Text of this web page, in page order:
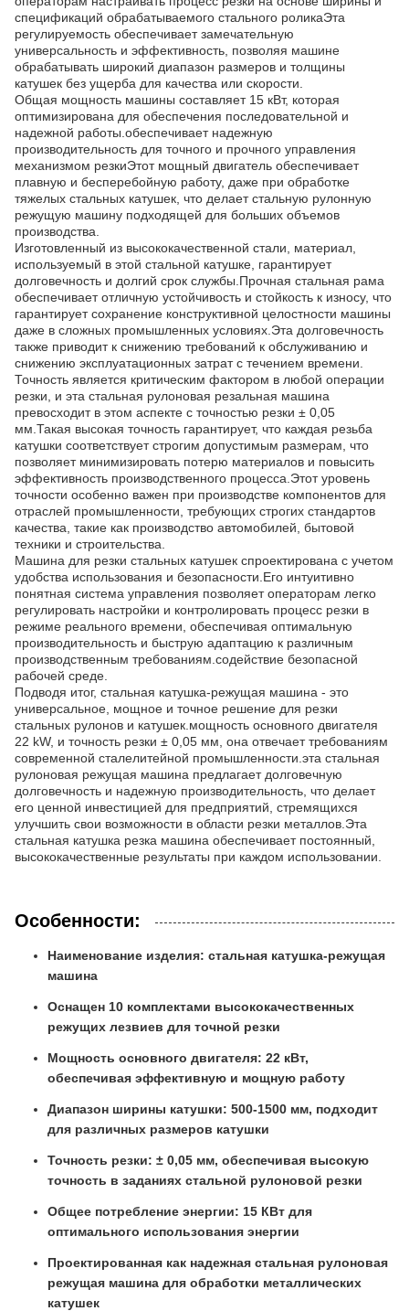
спецификаций обрабатываемого стального роликаЭта
регулируемость обеспечивает замечательную
универсальность и эффективность, позволяя машине
обрабатывать широкий диапазон размеров и толщины
катушек без ущерба для качества или скорости.
Общая мощность машины составляет 15 кВт, которая
оптимизирована для обеспечения последовательной и
надежной работы.обеспечивает надежную
производительность для точного и прочного управления
механизмом резкиЭтот мощный двигатель обеспечивает
плавную и бесперебойную работу, даже при обработке
тяжелых стальных катушек, что делает стальную рулонную
режущую машину подходящей для больших объемов
производства.
Изготовленный из высококачественной стали, материал,
используемый в этой стальной катушке, гарантирует
долговечность и долгий срок службы.Прочная стальная рама
обеспечивает отличную устойчивость и стойкость к износу, что
гарантирует сохранение конструктивной целостности машины
даже в сложных промышленных условиях.Эта долговечность
также приводит к снижению требований к обслуживанию и
снижению эксплуатационных затрат с течением времени.
Точность является критическим фактором в любой операции
резки, и эта стальная рулоновая резальная машина
превосходит в этом аспекте с точностью резки ± 0,05
мм.Такая высокая точность гарантирует, что каждая резьба
катушки соответствует строгим допустимым размерам, что
позволяет минимизировать потерю материалов и повысить
эффективность производственного процесса.Этот уровень
точности особенно важен при производстве компонентов для
отраслей промышленности, требующих строгих стандартов
качества, такие как производство автомобилей, бытовой
техники и строительства.
Машина для резки стальных катушек спроектирована с учетом
удобства использования и безопасности.Его интуитивно
понятная система управления позволяет операторам легко
регулировать настройки и контролировать процесс резки в
режиме реального времени, обеспечивая оптимальную
производительность и быструю адаптацию к различным
производственным требованиям.содействие безопасной
рабочей среде.
Подводя итог, стальная катушка-режущая машина - это
универсальное, мощное и точное решение для резки
стальных рулонов и катушек.мощность основного двигателя
22 kW, и точность резки ± 0,05 мм, она отвечает требованиям
современной сталелитейной промышленности.эта стальная
рулоновая режущая машина предлагает долговечную
долговечность и надежную производительность, что делает
его ценной инвестицией для предприятий, стремящихся
улучшить свои возможности в области резки металлов.Эта
стальная катушка резка машина обеспечивает постоянный,
высококачественные результаты при каждом использовании.
Особенности:
Наименование изделия: стальная катушка-режущая
машина
Оснащен 10 комплектами высококачественных
режущих лезвиев для точной резки
Мощность основного двигателя: 22 кВт,
обеспечивая эффективную и мощную работу
Диапазон ширины катушки: 500-1500 мм, подходит
для различных размеров катушки
Точность резки: ± 0,05 мм, обеспечивая высокую
точность в заданиях стальной рулоновой резки
Общее потребление энергии: 15 КВт для
оптимального использования энергии
Проектированная как надежная стальная рулоновая
режущая машина для обработки металлических
катушек